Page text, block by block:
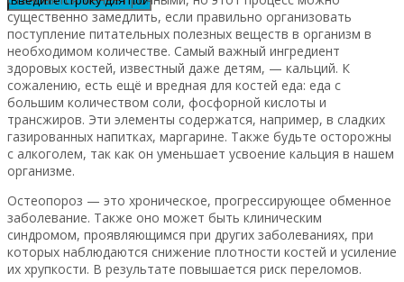
существенно замедлить, если правильно организовать
поступление питательных полезных веществ в организм в
необходимом количестве. Самый важный ингредиент
здоровых костей, известный даже детям, — кальций. К
сожалению, есть ещё и вредная для костей еда: еда с
большим количеством соли, фосфорной кислоты и
трансжиров. Эти элементы содержатся, например, в сладких
газированных напитках, маргарине. Также будьте осторожны
с алкоголем, так как он уменьшает усвоение кальция в нашем
организме.
Остеопороз — это хроническое, прогрессирующее обменное
заболевание. Также оно может быть клиническим
синдромом, проявляющимся при других заболеваниях, при
которых наблюдаются снижение плотности костей и усиление
их хрупкости. В результате повышается риск переломов.